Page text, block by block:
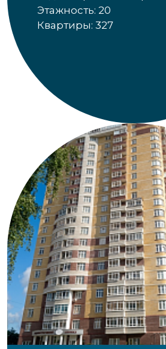
Этажность: 20
Квартиры: 327